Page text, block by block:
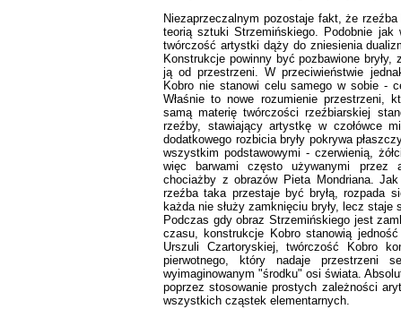
Niezaprzeczalnym pozostaje fakt, że
teorią sztuki Strzemińskiego. Podobnie jak
twórczość artystki dąży do zniesienia
Konstrukcje powinny być pozbawione
ją od przestrzeni. W przeciwieństwie
Kobro nie stanowi celu samego w sobie -
Właśnie to nowe rozumienie przestrzeni,
samą materię twórczości rzeźbiarskiej
rzeźby, stawiający artystkę w czołówce
dodatkowego rozbicia bryły pokrywa
wszystkim podstawowymi - czerwienią,
więc barwami często używanymi przez
chociażby z obrazów Pieta Mondriana.
rzeźba taka przestaje być bryłą, rozpada
każda nie służy zamknięciu bryły, lecz
Podczas gdy obraz Strzemińskiego jest
czasu, konstrukcje Kobro stanowią
Urszuli Czartoryskiej, twórczość Kobro
pierwotnego, który nadaje przestrzeni
wyimaginowanym "środku" osi świata.
poprzez stosowanie prostych zależności
wszystkich cząstek elementarnych.